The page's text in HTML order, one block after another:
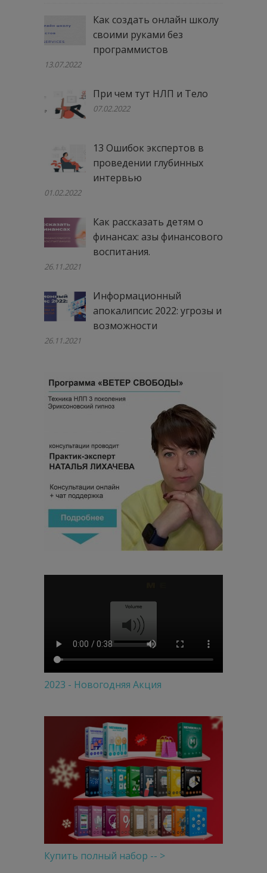
Как создать онлайн школу
своими руками без
программистов
13.07.2022
При чем тут НЛП и Тело
07.02.2022
13 Ошибок экспертов в
проведении глубинных
интервью
01.02.2022
Как рассказать детям о
финансах: азы финансового
воспитания.
26.11.2021
Информационный
апокалипсис 2022: угрозы и
возможности
26.11.2021
2023 - Новогодняя Акция
Купить полный набор -- >